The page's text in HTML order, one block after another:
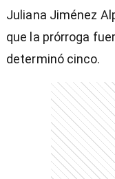
Juliana Jiménez
que la prórroga
determinó cinco.